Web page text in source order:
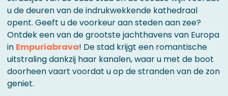
u de deuren van de indrukwekkende kathedraal
opent. Geeft u de voorkeur aan steden aan zee?
Ontdek een van de grootste jachthavens van Europa
in Empuriabrava! De stad krijgt een romantische
uitstraling dankzij haar kanalen, waar u met de boot
doorheen vaart voordat u op de stranden van de zon
geniet.